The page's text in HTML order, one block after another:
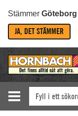
Stämmer Göteborg
JA, DET STÄMMER